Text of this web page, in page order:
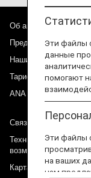
Об авиакомпании ANA
Предложения и
Наши направления
Тариф ANA
ANA Mileage Club
Связь с ANA
Техническая
возможностями)
Карта сайта
Эти файлы
данные
помогают
Эти файлы
на ваших
нам